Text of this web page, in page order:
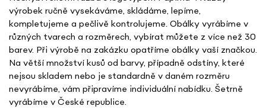
výrobek ručně vysekáváme, skládáme, lepíme,
kompletujeme a pečlivě kontrolujeme. Obálky vyrábíme v
různých tvarech a rozměrech, vybírat můžete z více než 30
barev. Při výrobě na zakázku opatříme obálky vaší značkou.
Na větší množství kusů od barvy, případně odstíny, které
nejsou skladem nebo je standardně v daném rozměru
nevyrábíme, vám připravíme individuální nabídku. Šetrně
vyrábíme v České republice.